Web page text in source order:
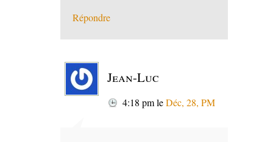
Répondre
Jean-Luc
4:18 pmleDéc, 28, PM